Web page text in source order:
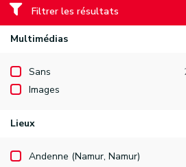
Filtrer les résultats
Multimédias
Sans
Images
Lieux
Andenne (Namur, Namur)